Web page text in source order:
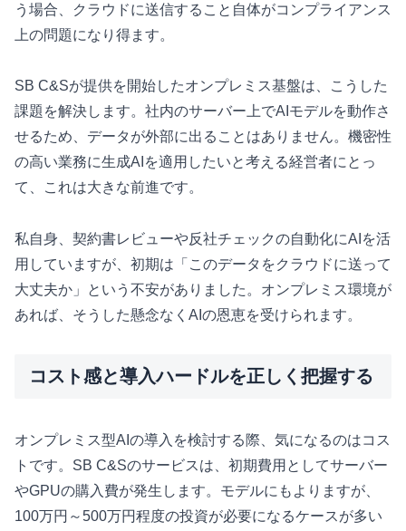
う場合、クラウドに送信すること自体がコンプライアンス
上の問題になり得ます。
SB C&Sが提供を開始したオンプレミス基盤は、こうした
課題を解決します。社内のサーバー上でAIモデルを動作さ
せるため、データが外部に出ることはありません。機密性
の高い業務に生成AIを適用したいと考える経営者にとっ
て、これは大きな前進です。
私自身、契約書レビューや反社チェックの自動化にAIを活
用していますが、初期は「このデータをクラウドに送って
大丈夫か」という不安がありました。オンプレミス環境が
あれば、そうした懸念なくAIの恩恵を受けられます。
コスト感と導入ハードルを正しく把握する
オンプレミス型AIの導入を検討する際、気になるのはコス
トです。SB C&Sのサービスは、初期費用としてサーバー
やGPUの購入費が発生します。モデルにもよりますが、
100万円～500万円程度の投資が必要になるケースが多い